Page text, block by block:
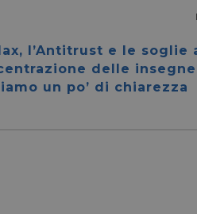
l’Antitrust e le soglie
delle
un po’ di chiarezza
Script.com per
visitatori. È